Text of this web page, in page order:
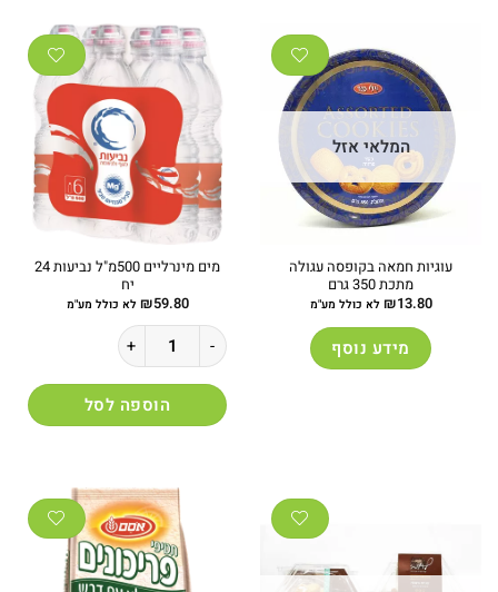
המלאי אזל
עוגיות חמאה בקופסה עגולה
מתכת 350 גרם
₪13.80 לא כולל מע"מ
מידע נוסף
מים מינרליים 500מ"ל נביעות 24
יח
₪59.80 לא כולל מע"מ
כמות של מים מינרליים 500מ"ל נביעות 24 יח
הוספה לסל